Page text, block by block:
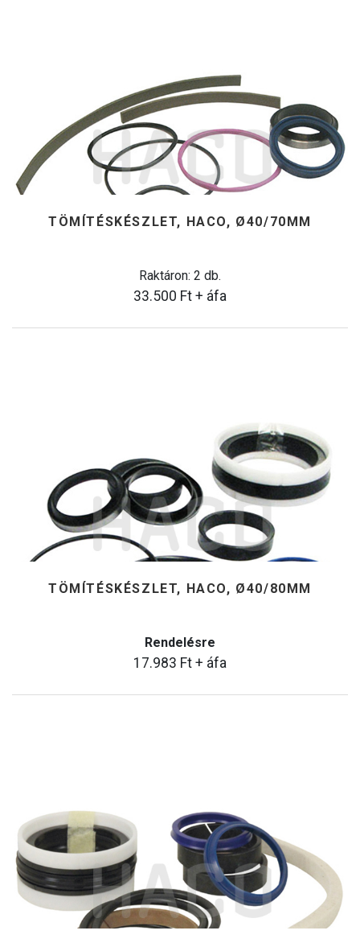
TÖMÍTÉSKÉSZLET, HACO, Ø40/70MM
Raktáron: 2 db.
33.500 Ft + áfa
TÖMÍTÉSKÉSZLET, HACO, Ø40/80MM
Rendelésre
17.983 Ft + áfa